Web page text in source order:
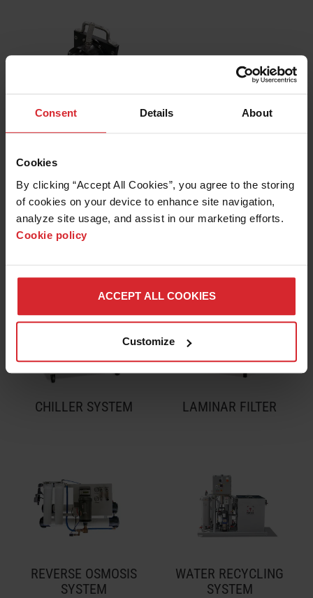
Consent Details About
Cookies
By clicking “Accept All Cookies”, you agree to the storing
of cookies on your device to enhance site navigation,
analyze site usage, and assist in our marketing efforts.
Cookie policy
ACCEPT ALL COOKIES
Customize
ROTARY AXIS
WATER TREATMENT
CHILLER SYSTEM LAMINAR FILTER
REVERSE OSMOSIS
SYSTEM
WATER RECYCLING
SYSTEM